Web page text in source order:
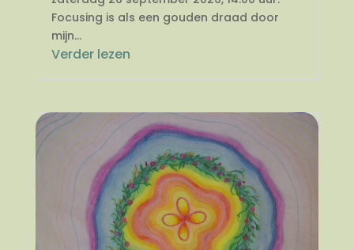
Focusing is als een gouden draad door
mijn...
Verder lezen